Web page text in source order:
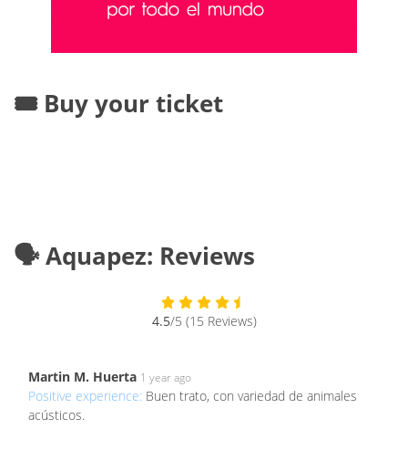
🎟️ Buy your ticket
🗣️ Aquapez: Reviews
4.5/5 (15 Reviews)
Martin M. Huerta 1 year ago
Positive experience: Buen trato, con variedad de animales
acústicos.